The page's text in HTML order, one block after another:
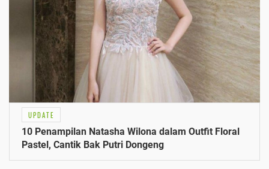
UPDATE
10 Penampilan Natasha Wilona dalam Outfit Floral
Pastel, Cantik Bak Putri Dongeng